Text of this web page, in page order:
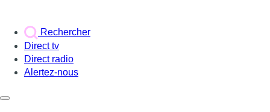
Rechercher
Direct tv
Direct radio
Alertez-nous